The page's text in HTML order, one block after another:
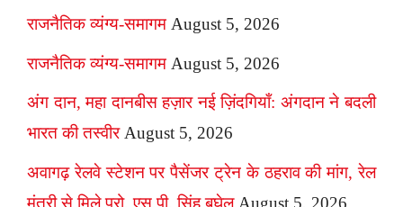
राजनैतिक व्यंग्य-समागम August 5, 2026
राजनैतिक व्यंग्य-समागम August 5, 2026
अंग दान, महा दानबीस हज़ार नई ज़िंदगियाँ: अंगदान ने बदली
भारत की तस्वीर August 5, 2026
अवागढ़ रेलवे स्टेशन पर पैसेंजर ट्रेन के ठहराव की मांग, रेल
मंत्री से मिले प्रो. एस.पी. सिंह बघेल August 5, 2026